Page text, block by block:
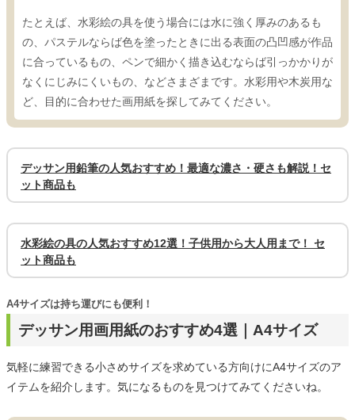
たとえば、水彩絵の具を使う場合には水に強く厚みのあるも
の、パステルならば色を塗ったときに出る表面の凸凹感が作品
に合っているもの、ペンで細かく描き込むならば引っかかりが
なくにじみにくいもの、などさまざまです。水彩用や木炭用な
ど、目的に合わせた画用紙を探してみてください。
デッサン用鉛筆の人気おすすめ！最適な濃さ・硬さも解説！セ
ット商品も
水彩絵の具の人気おすすめ12選！子供用から大人用まで！ セ
ット商品も
デッサン用画用紙のおすすめ4選｜A4サイズ
A4サイズは持ち運びにも便利！
気軽に練習できる小さめサイズを求めている方向けにA4サイズのア
イテムを紹介します。気になるものを見つけてみてくださいね。